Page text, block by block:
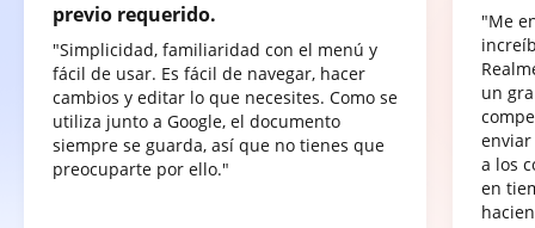
previo requerido.
"Simplicidad, familiaridad con el menú y
fácil de usar. Es fácil de navegar, hacer
cambios y editar lo que necesites. Como se
utiliza junto a Google, el documento
siempre se guarda, así que no tienes que
preocuparte por ello."
"Me
un
a los
en